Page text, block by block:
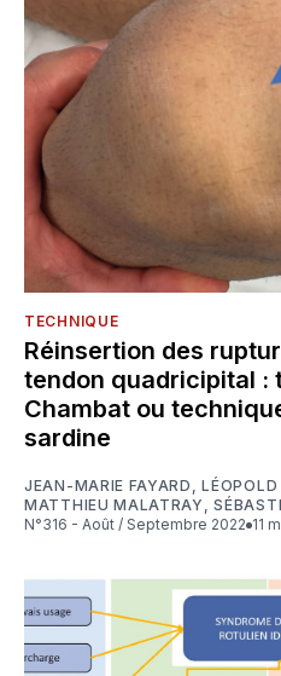
TECHNIQUE
Réinsertion des
tendon quadricipital :
Chambat ou
sardine
JEAN-MARIE FAYARD ,LÉOPOLD
MATTHIEU MALATRAY ,
N°316 - Août / Septembre 2022
11